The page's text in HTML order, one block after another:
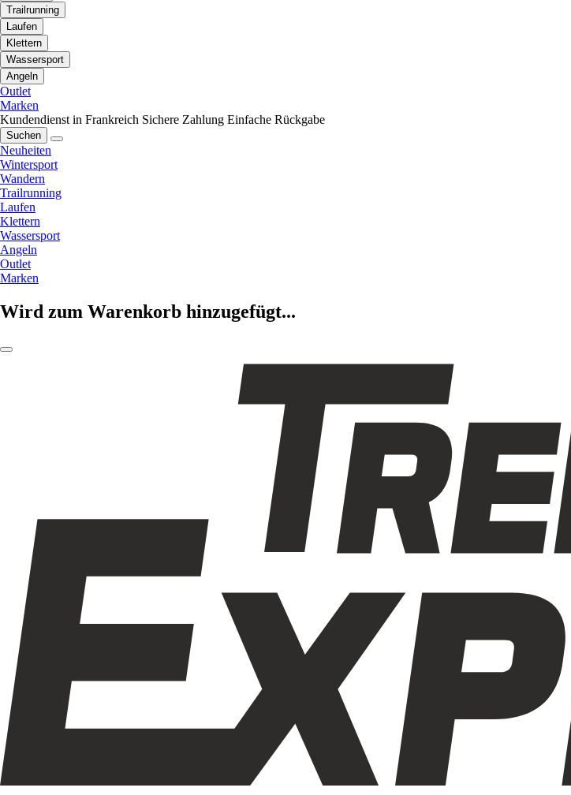
Trailrunning
Laufen
Klettern
Wassersport
Angeln
Outlet
Marken
Kundendienst in Frankreich Sichere Zahlung Einfache Rückgabe
Suchen
Neuheiten
Wintersport
Wandern
Trailrunning
Laufen
Klettern
Wassersport
Angeln
Outlet
Marken
Wird zum Warenkorb hinzugefügt...